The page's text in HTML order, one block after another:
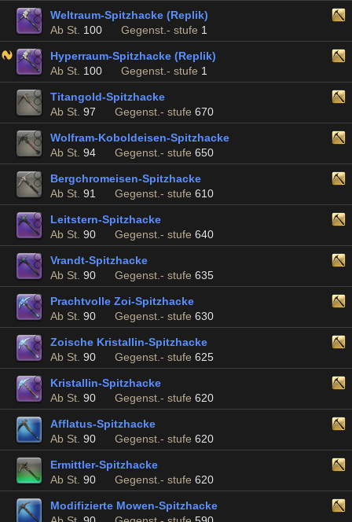
Weltraum-Spitzhacke (Replik)
Ab St. 100 Gegenst.- stufe 1
Hyperraum-Spitzhacke (Replik)
Ab St. 100 Gegenst.- stufe 1
Titangold-Spitzhacke
Ab St. 97 Gegenst.- stufe 670
Wolfram-Koboldeisen-Spitzhacke
Ab St. 94 Gegenst.- stufe 650
Bergchromeisen-Spitzhacke
Ab St. 91 Gegenst.- stufe 610
Leitstern-Spitzhacke
Ab St. 90 Gegenst.- stufe 640
Vrandt-Spitzhacke
Ab St. 90 Gegenst.- stufe 635
Prachtvolle Zoi-Spitzhacke
Ab St. 90 Gegenst.- stufe 630
Zoische Kristallin-Spitzhacke
Ab St. 90 Gegenst.- stufe 625
Kristallin-Spitzhacke
Ab St. 90 Gegenst.- stufe 620
Afflatus-Spitzhacke
Ab St. 90 Gegenst.- stufe 620
Ermittler-Spitzhacke
Ab St. 90 Gegenst.- stufe 620
Modifizierte Mowen-Spitzhacke